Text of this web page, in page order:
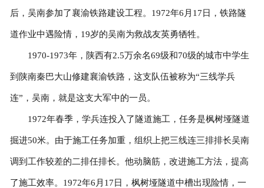
后，吴南参加了襄渝铁路建设工程。1972年6月17日，铁路隧
道作业中遇险情，19岁的吴南为救战友英勇牺牲。
1970-1973年，陕西有2.5万余名69级和70级的城市中学生
到陕南秦巴大山修建襄渝铁路，这支队伍被称为“三线学兵
连”，吴南，就是这支大军中的一员。
1972年春季，学兵连投入了隧道施工，任务是枫树垭隧道
掘进50米。由于施工任务加重，组织上把三线连三排排长吴南
调到工作较差的二排任排长。他动脑筋，改进施工方法，提高
了施工效率。1972年6月17日，枫树垭隧道中槽出现险情，一